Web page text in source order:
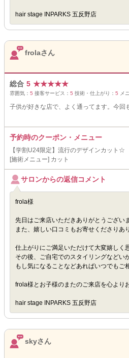
hair stage INPARKS 五反野店
frolaさん
総合 5 ★★★★★
雰囲気： 5 接客サービス： 5 技術・仕上がり： 5 メ
子供が好きな店で、よく通ってます。今回
予約時のクーポン・メニュー
【学割U24限定】流行のデザインカット☆
[施術メニュー] カット
サロンからの返信コメント
frola様
先日はご来店いただきありがとうござい
また、嬉しい口コミもお寄せくださりあ
仕上がりにご満足いただけて大変嬉しく
その後、ご自宅でのスタイリングなどい
もし気になることなどあればいつでもご
frola様とお子様のまたのご来店を心より
hair stage INPARKS 五反野店
skyさん